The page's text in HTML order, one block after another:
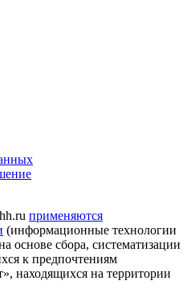
применяются
(информационные технологии
основе сбора, систематизации
к предпочтениям
находящихся на территории